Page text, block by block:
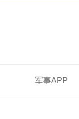
军事APP